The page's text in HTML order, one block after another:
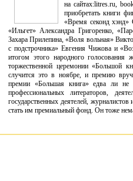
на сайтах:litres.ru,
приобретать книги
«Время секонд
«Ильгет» Александра Григоренко,
Захара Прилепина, «Воля вольная»
с подстрочника» Евгения Чижова и
итогом этого народного
торжественной церемонии «Большой
случится это в ноябре, и премию
премии «Большая книга» едва ли
профессиональных литераторов,
государственных деятелей,
стать им премиальный фонд. Он тоже